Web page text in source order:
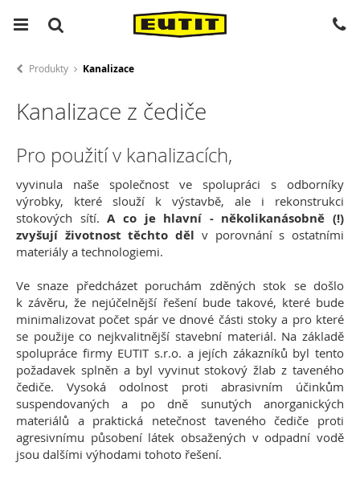
Produkty Kanalizace
Kanalizace z čediče
Pro použití v kanalizacích,
vyvinula naše společnost ve spolupráci s odborníky
výrobky, které slouží k výstavbě, ale i rekonstrukci
stokových sítí.A co je hlavní - několikanásobně (!)
zvyšují životnost těchto děl v porovnání s ostatními
materiály a technologiemi.
Ve snaze předcházet poruchám zděných stok se došlo
k závěru, že nejúčelnější řešení bude takové, které bude
minimalizovat počet spár ve dnové části stoky a pro které
se použije co nejkvalitnější stavební materiál. Na základě
spolupráce firmy EUTIT s.r.o. a jejích zákazníků byl tento
požadavek splněn a byl vyvinut stokový žlab z taveného
čediče. Vysoká odolnost proti abrasivním účinkům
suspendovaných a po dně sunutých anorganických
materiálů a praktická netečnost taveného čediče proti
agresivnímu působení látek obsažených v odpadní vodě
jsou dalšími výhodami tohoto řešení.